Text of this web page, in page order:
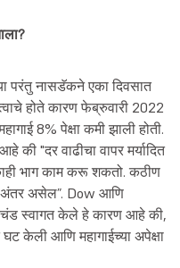
परंतु नासडॅकने एका दिवसात
होते कारण फेब्रुवारी 2022
8% पेक्षा कमी झाली होती.
"दर वाढीचा वापर मर्यादित
भाग काम करू शकतो. कठीण
अंतर असेल”. Dow आणि
स्वागत केले हे कारण आहे की,
केली आणि महागाईच्या अपेक्षा